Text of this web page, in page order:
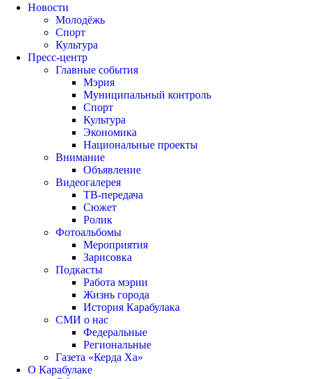
Новости
Молодёжь
Спорт
Культура
Пресс-центр
Главные события
Мэрия
Муниципальный контроль
Спорт
Культура
Экономика
Национальные проекты
Внимание
Объявление
Видеогалерея
ТВ-передача
Сюжет
Ролик
Фотоальбомы
Мероприятия
Зарисовка
Подкасты
Работа мэрии
Жизнь города
История Карабулака
СМИ о нас
Федеральные
Региональные
Газета «Керда Ха»
О Карабулаке